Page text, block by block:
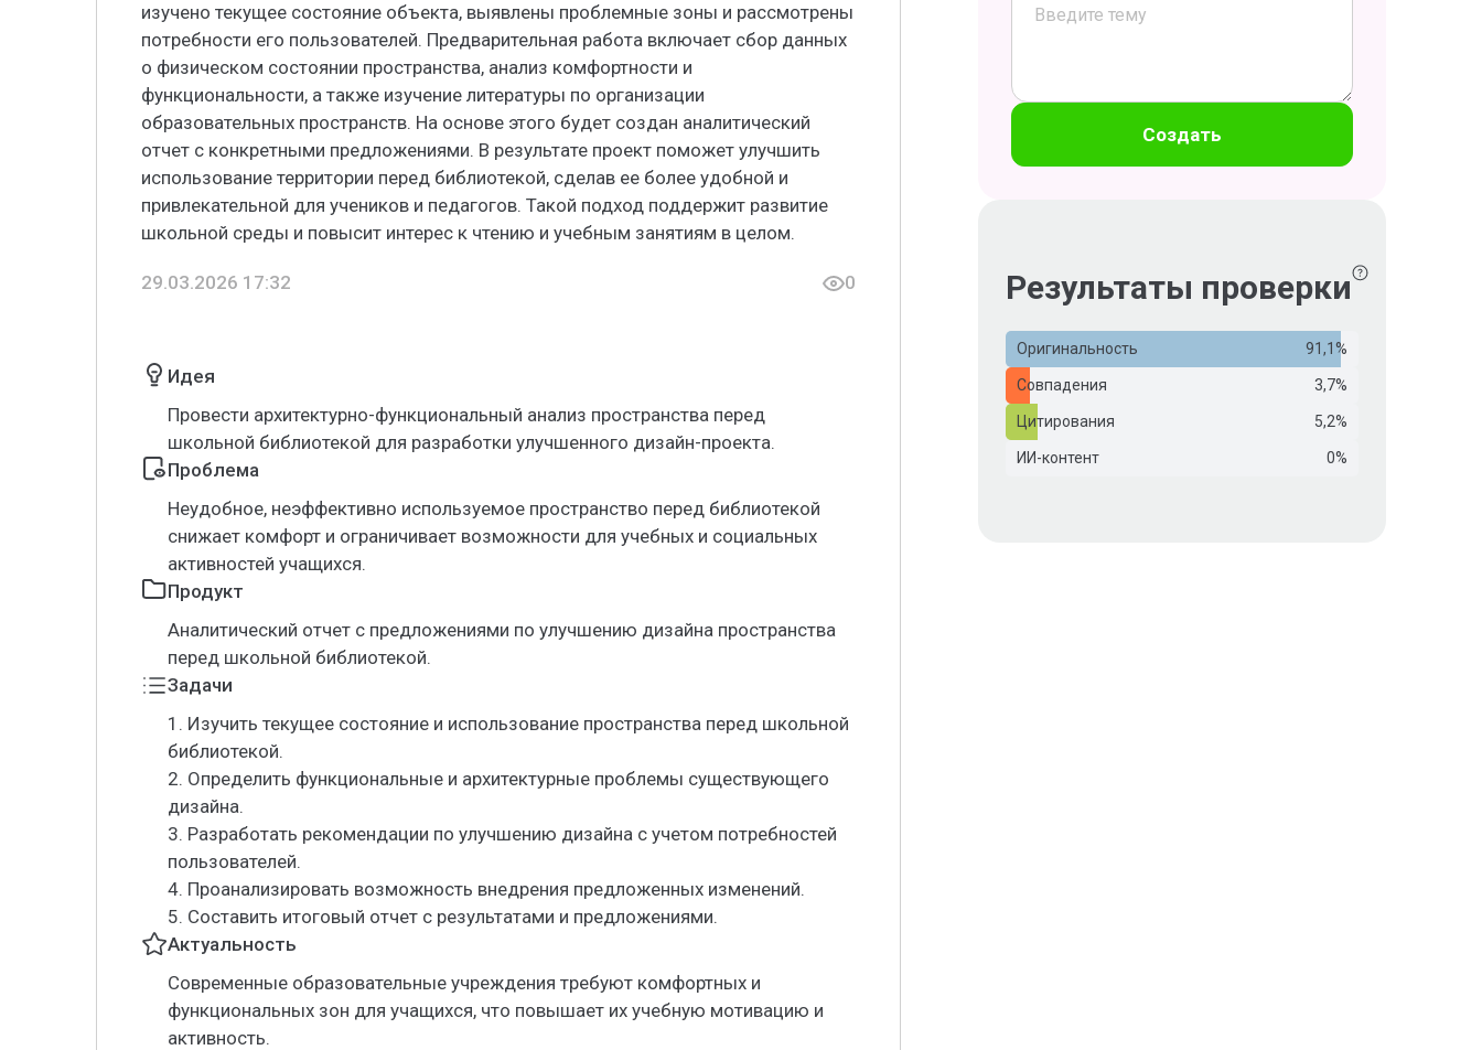
изучено текущее состояние объекта, выявлены проблемные зоны и рассмотрены
потребности его пользователей. Предварительная работа включает сбор данных
о физическом состоянии пространства, анализ комфортности и
функциональности, а также изучение литературы по организации
образовательных пространств. На основе этого будет создан аналитический
отчет с конкретными предложениями. В результате проект поможет улучшить
использование территории перед библиотекой, сделав ее более удобной и
привлекательной для учеников и педагогов. Такой подход поддержит развитие
школьной среды и повысит интерес к чтению и учебным занятиям в целом.
29.03.2026 17:32 0
Идея
Провести архитектурно-функциональный анализ пространства перед
школьной библиотекой для разработки улучшенного дизайн-проекта.
Проблема
Неудобное, неэффективно используемое пространство перед библиотекой
снижает комфорт и ограничивает возможности для учебных и социальных
активностей учащихся.
Продукт
Аналитический отчет с предложениями по улучшению дизайна пространства
перед школьной библиотекой.
Задачи
1. Изучить текущее состояние и использование пространства перед школьной
библиотекой.
2. Определить функциональные и архитектурные проблемы существующего
дизайна.
3. Разработать рекомендации по улучшению дизайна с учетом потребностей
пользователей.
4. Проанализировать возможность внедрения предложенных изменений.
5. Составить итоговый отчет с результатами и предложениями.
Актуальность
Современные образовательные учреждения требуют комфортных и
функциональных зон для учащихся, что повышает их учебную мотивацию и
активность.
Создать
Результаты проверки
Оригинальность 91,1%
Совпадения 3,7%
Цитирования 5,2%
ИИ-контент 0%